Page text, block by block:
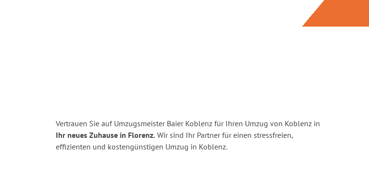
Vertrauen Sie auf Umzugsmeister Baier Koblenz für Ihren Umzug von Koblenz in
Ihr neues Zuhause in Florenz. Wir sind Ihr Partner für einen stressfreien,
effizienten und kostengünstigen Umzug in Koblenz.